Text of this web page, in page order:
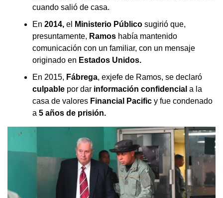
cuando salió de casa.
En 2014, el Ministerio Público sugirió que,
presuntamente, Ramos había mantenido
comunicación con un familiar, con un mensaje
originado en Estados Unidos.
En 2015, Fábrega, exjefe de Ramos, se declaró
culpable por dar información confidencial a la
casa de valores Financial Pacific y fue condenado
a 5 años de prisión.